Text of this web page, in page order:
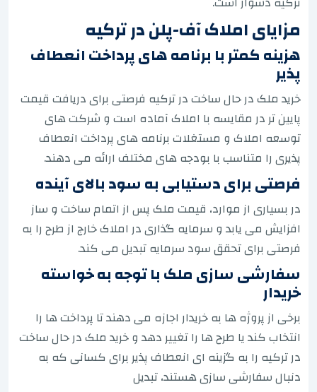
مزایای املاک آف-پلن در ترکیه
هزینه کمتر با برنامه های پرداخت انعطاف
پذیر
خرید ملک در حال ساخت در ترکیه فرصتی برای دریافت قیمت
پایین تر در مقایسه با املاک آماده است و شرکت های
توسعه املاک و مستغلات برنامه های پرداخت انعطاف
پذیری را متناسب با بودجه های مختلف ارائه می دهند.
فرصتی برای دستیابی به سود بالای آینده
در بسیاری از موارد، قیمت ملک پس از اتمام ساخت و ساز
افزایش می یابد و سرمایه گذاری در املاک خارج از طرح را به
فرصتی برای تحقق سود سرمایه تبدیل می کند.
سفارشی سازی ملک با توجه به خواسته
خریدار
برخی از پروژه ها به خریدار اجازه می دهند تا پرداخت ها را
انتخاب کند یا طرح ها را تغییر دهد و خرید ملک در حال ساخت
در ترکیه را به گزینه ای انعطاف پذیر برای کسانی که به
دنبال سفارشی سازی هستند، تبدیل